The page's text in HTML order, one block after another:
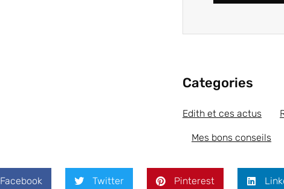
Categories
Edith et ces actus
Mes bons conseils
Facebook Twitter Pinterest